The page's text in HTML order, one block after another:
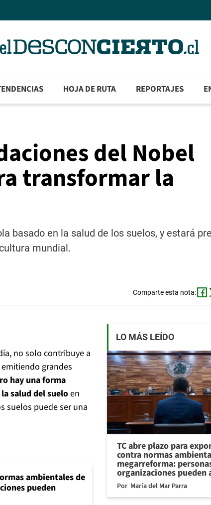
HOJA DE RUTA REPORTAJES
del Nobel
transformar la
basado en la salud de los suelos, y estará
mundial.
Comparte esta nota:
no solo contribuye a
grandes
hay una forma
salud del sueloen
suelos puede ser una
ambientales de
pueden
LO MÁS LEÍDO
TC abre plazo para
contra normas
megarreforma:
organizaciones pueden
Por María del Mar Parra